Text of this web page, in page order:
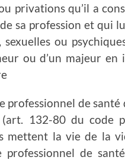
privations qu’il a
sa profession et qui
sexuelles ou
ou d’un majeur
professionnel de santé
132-80 du code
mettent la vie de la
de